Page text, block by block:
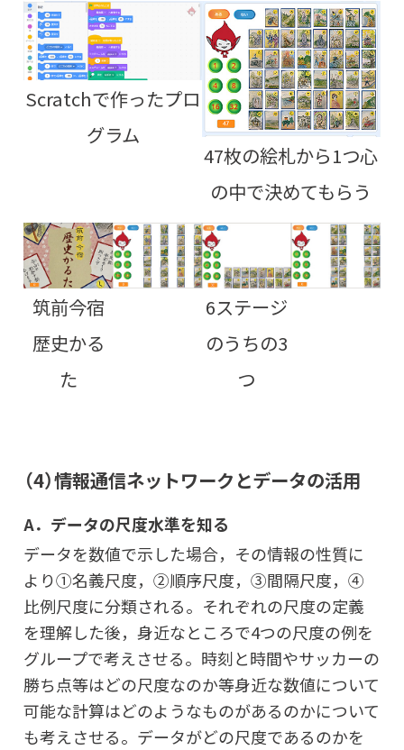
Scratchで作ったプロ
グラム
47枚の絵札から1つ心
の中で決めてもらう
筑前今宿
歴史かる
た
6ステージ
のうちの3
つ
（4）情報通信ネットワークとデータの活用
A．データの尺度水準を知る
データを数値で示した場合，その情報の性質に
より①名義尺度，②順序尺度，③間隔尺度，④
比例尺度に分類される。それぞれの尺度の定義
を理解した後，身近なところで4つの尺度の例を
グループで考えさせる。時刻と時間やサッカーの
勝ち点等はどの尺度なのか等身近な数値について
可能な計算はどのようなものがあるのかについて
も考えさせる。データがどの尺度であるのかを